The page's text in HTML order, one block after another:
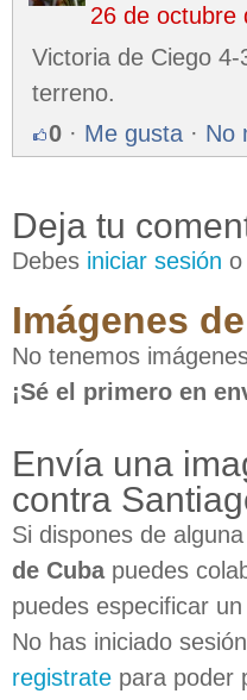
26 de octubre
Victoria de Ciego
terreno.
0 · Me gusta · No
Deja tu
Debes iniciar sesión
Imágenes
No tenemos
¡Sé el primero en
Envía una
contra
Si dispones de
de Cubapuedes
puedes especificar
No has iniciado
registrate para poder